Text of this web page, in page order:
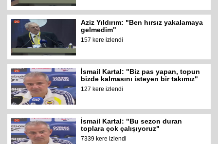
Aziz Yıldırım: "Ben hırsız yakalamaya
gelmedim"
157 kere izlendi
İsmail Kartal: "Biz pas yapan, topun
bizde kalmasını isteyen bir takımız"
127 kere izlendi
İsmail Kartal: "Bu sezon duran
toplara çok çalışıyoruz"
7339 kere izlendi